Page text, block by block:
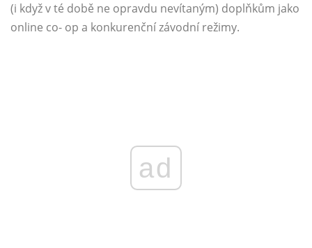
(i když v té době ne opravdu nevítaným) doplňkům jako
online co- op a konkurenční závodní režimy.
ad